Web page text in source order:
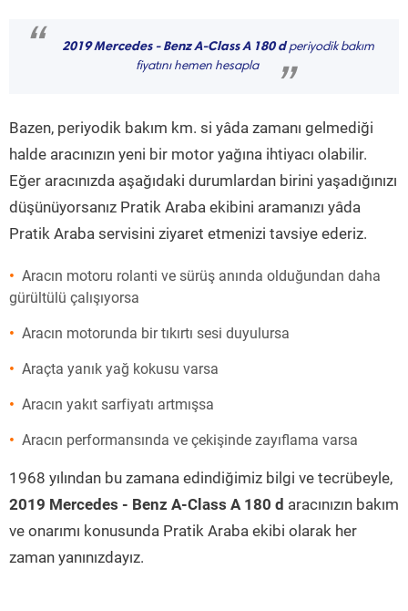
“ 2019 Mercedes - Benz A-Class A 180 dperiyodik bakım
fiyatını hemen hesapla
”
Bazen, periyodik bakım km. si yâda zamanı gelmediği
halde aracınızın yeni bir motor yağına ihtiyacı olabilir.
Eğer aracınızda aşağıdaki durumlardan birini yaşadığınızı
düşünüyorsanız Pratik Araba ekibini aramanızı yâda
Pratik Araba servisini ziyaret etmenizi tavsiye ederiz.
Aracın motoru rolanti ve sürüş anında olduğundan daha
gürültülü çalışıyorsa
Aracın motorunda bir tıkırtı sesi duyulursa
Araçta yanık yağ kokusu varsa
Aracın yakıt sarfiyatı artmışsa
Aracın performansında ve çekişinde zayıflama varsa
1968 yılından bu zamana edindiğimiz bilgi ve tecrübeyle,
2019 Mercedes - Benz A-Class A 180 d aracınızın bakım
ve onarımı konusunda Pratik Araba ekibi olarak her
zaman yanınızdayız.